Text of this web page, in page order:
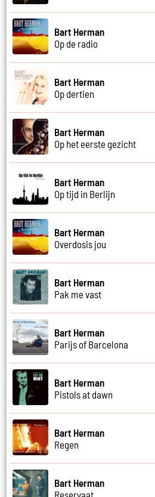
Bart Herman
Op de radio
Bart Herman
Op dertien
Bart Herman
Op het eerste gezicht
Bart Herman
Op tijd in Berlijn
Bart Herman
Overdosis jou
Bart Herman
Pak me vast
Bart Herman
Parijs of Barcelona
Bart Herman
Pistols at dawn
Bart Herman
Regen
Bart Herman
Reservaat